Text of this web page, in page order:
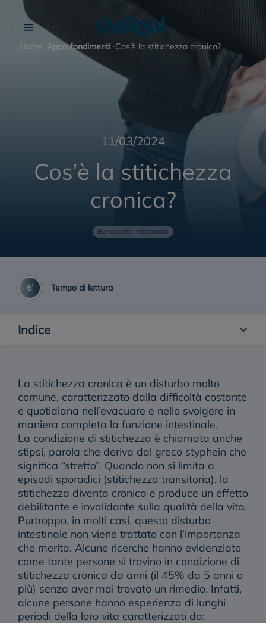
Stitichezza negli anziani
Stitichezza nei bambini
Home Approfondimenti Cos’è la stitichezza cronica?
11/03/2024
Cos’è la stitichezza
cronica?
Benessere intestinale
6’ Tempo di lettura
Indice
La stitichezza cronica è un disturbo molto
comune, caratterizzato dalla difficoltà costante
e quotidiana nell’evacuare e nello svolgere in
maniera completa la funzione intestinale.
La condizione di stitichezza è chiamata anche
stipsi, parola che deriva dal greco styphein che
significa “stretto”. Quando non si limita a
episodi sporadici (stitichezza transitoria), la
stitichezza diventa cronica e produce un effetto
debilitante e invalidante sulla qualità della vita.
Purtroppo, in molti casi, questo disturbo
intestinale non viene trattato con l’importanza
che merita. Alcune ricerche hanno evidenziato
come tante persone si trovino in condizione di
stitichezza cronica da anni (il 45% da 5 anni o
più) senza aver mai trovato un rimedio. Infatti,
alcune persone hanno esperienza di lunghi
periodi della loro vita caratterizzati da: